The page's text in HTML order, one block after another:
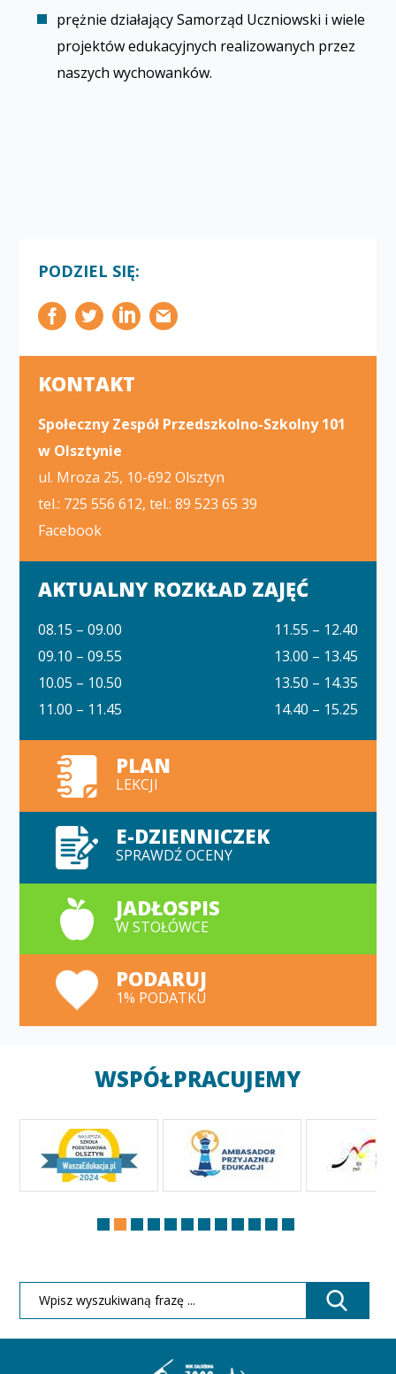
prężnie działający Samorząd Uczniowski i wiele
projektów edukacyjnych realizowanych przez
naszych wychowanków.
PODZIEL SIĘ:
KONTAKT
Społeczny Zespół Przedszkolno-Szkolny 101
w Olsztynie
ul. Mroza 25, 10-692 Olsztyn
tel.: 725 556 612, tel.: 89 523 65 39
Facebook
AKTUALNY ROZKŁAD ZAJĘĆ
08.15 – 09.00
09.10 – 09.55
10.05 – 10.50
11.00 – 11.45
11.55 – 12.40
13.00 – 13.45
13.50 – 14.35
14.40 – 15.25
PLAN
LEKCJI
E-DZIENNICZEK
SPRAWDŹ OCENY
JADŁOSPIS
W STOŁÓWCE
PODARUJ
1% PODATKU
WSPÓŁPRACUJEMY